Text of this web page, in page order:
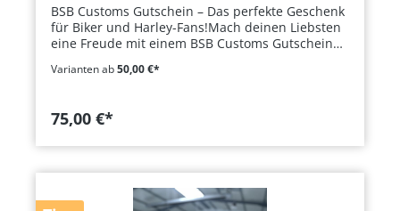
BSB Customs Gutschein – Das perfekte Geschenk
für Biker und Harley-Fans!Mach deinen Liebsten
eine Freude mit einem BSB Customs Gutschein
unserem umfangreichen Sortiment. Egal ob für
lässt keine Wünsche offen.Vorteile des BSB
bis zu Custom-Teilen.Werkstatt-Service: Auch
einlösbar für Inspektionen, Umbauten und
Reparaturen.Flexibel und praktisch: Persönlicher
Varianten ab50,00 €*
75,00 €*